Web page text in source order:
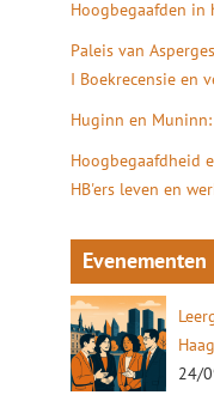
Hoogbegaafden in
Paleis van
I Boekrecensie en
Huginn en
Hoogbegaafdheid
HB'ers leven en
Evenementen
24/